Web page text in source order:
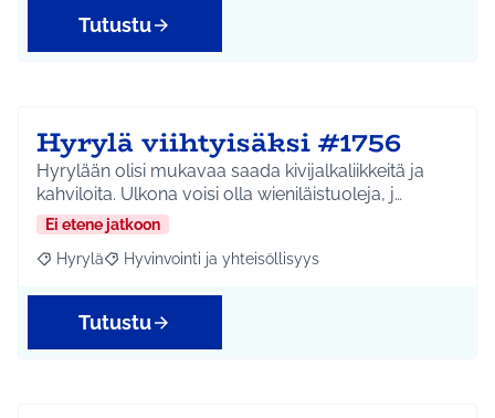
Tutustu
Hyrylä viihtyisäksi #1756
Hyrylään olisi mukavaa saada kivijalkaliikkeitä ja
kahviloita. Ulkona voisi olla wieniläistuoleja, j…
Ei etene jatkoon
Rajaa tulokset aihepiirin mukaan: Hyrylä
Hyrylä Rajaa tulokset teeman mukaan: Hyvinvointi ja
Hyvinvointi ja yhteisöllisyys
Tutustu